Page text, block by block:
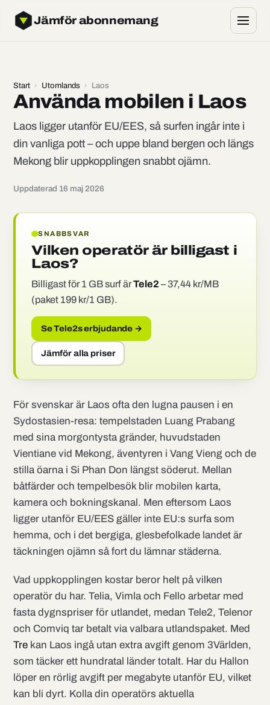
Jämför abonnemang
Start › Utomlands › Laos
Använda mobilen i Laos
Laos ligger utanför EU/EES, så surfen ingår inte i
din vanliga pott – och uppe bland bergen och längs
Mekong blir uppkopplingen snabbt ojämn.
Uppdaterad 16 maj 2026
SNABBSVAR
Vilken operatör är billigast i
Laos?
Billigast för 1 GB surf ärTele2 – 37,44 kr/MB
(paket 199 kr/1 GB).
Se Tele2s erbjudande →
Jämför alla priser
För svenskar är Laos ofta den lugna pausen i en
Sydostasien-resa: tempelstaden Luang Prabang
med sina morgontysta gränder, huvudstaden
Vientiane vid Mekong, äventyren i Vang Vieng och de
stilla öarna i Si Phan Don längst söderut. Mellan
båtfärder och tempelbesök blir mobilen karta,
kamera och bokningskanal. Men eftersom Laos
ligger utanför EU/EES gäller inte EU:s surfa som
hemma, och i det bergiga, glesbefolkade landet är
täckningen ojämn så fort du lämnar städerna.
Vad uppkopplingen kostar beror helt på vilken
operatör du har. Telia, Vimla och Fello arbetar med
fasta dygnspriser för utlandet, medan Tele2, Telenor
och Comviq tar betalt via valbara utlandspaket. Med
Tre kan Laos ingå utan extra avgift genom 3Världen,
som täcker ett hundratal länder totalt. Har du Hallon
löper en rörlig avgift per megabyte utanför EU, vilket
kan bli dyrt. Kolla din operatörs aktuella